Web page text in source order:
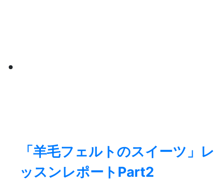
「羊毛フェルトのスイーツ」レ
ッスンレポートPart2